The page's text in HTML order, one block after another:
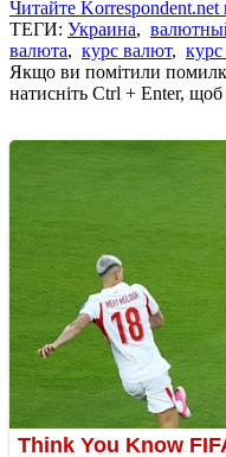
Читайте
ТЕГИ: Украина,
валюта, курс валют,
Якщо ви помітили
натисніть Ctrl + Enter,